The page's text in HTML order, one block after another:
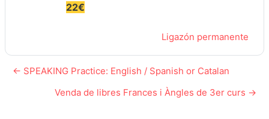
22€
Ligazón permanente
← SPEAKING Practice: English / Spanish or Catalan
Venda de libres Frances i Àngles de 3er curs →